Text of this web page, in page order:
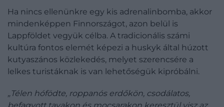
Ha nincs ellenünkre egy kis adrenalinbomba, akkor
mindenképpen Finnországot, azon belül is
Lappföldet vegyük célba. A tradicionális számi
kultúra fontos elemét képezi a huskyk által húzott
kutyaszános közlekedés, melyet szerencsére a
lelkes turistáknak is van lehetőségük kipróbálni.
„Télen hófödte, roppanós erdőkön, csodálatos,